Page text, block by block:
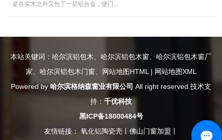
是在实木之外又包了一层铝合金，使门...
本站关键词： 哈尔滨铝包木 哈尔滨铝包木窗
哈尔滨铝包木窗厂
家
哈尔滨铝包木门窗 网站地图HTML | 网站地图XML
Powered by哈尔滨格纳森窗业有限公司 All right reserved 技术支
持： 千优科技
黑ICP备18000484号
友情链接： 氧化铝陶瓷壳 佛山门窗加盟